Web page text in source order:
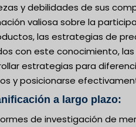
y debilidades de sus
valiosa sobre la
las estrategias de
con este conocimiento,
estrategias para
y posicionarse
a largo plazo:
de investigación de